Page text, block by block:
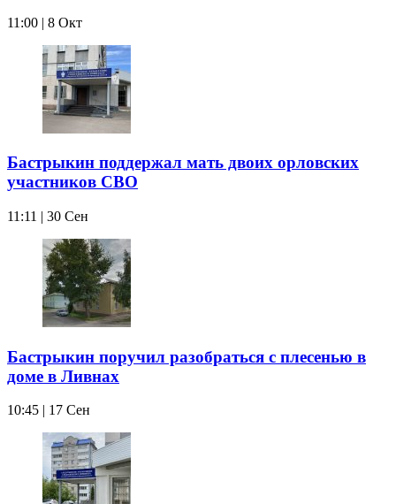
11:00 | 8 Окт
Бастрыкин поддержал мать двоих орловских
участников СВО
11:11 | 30 Сен
Бастрыкин поручил разобраться с плесенью в
доме в Ливнах
10:45 | 17 Сен